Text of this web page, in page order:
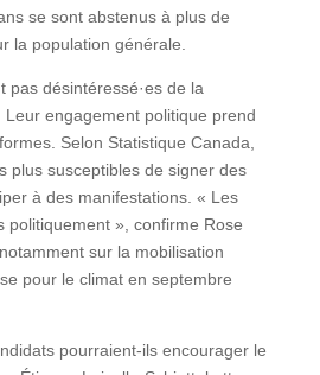
se sont abstenus à plus de
la population générale.
pas désintéressé·es de la
engagement politique prend
Selon Statistique Canada,
plus susceptibles de signer des
à des manifestations. « Les
politiquement », confirme Rose
sur la mobilisation
pour le climat en septembre
pourraient-ils encourager le